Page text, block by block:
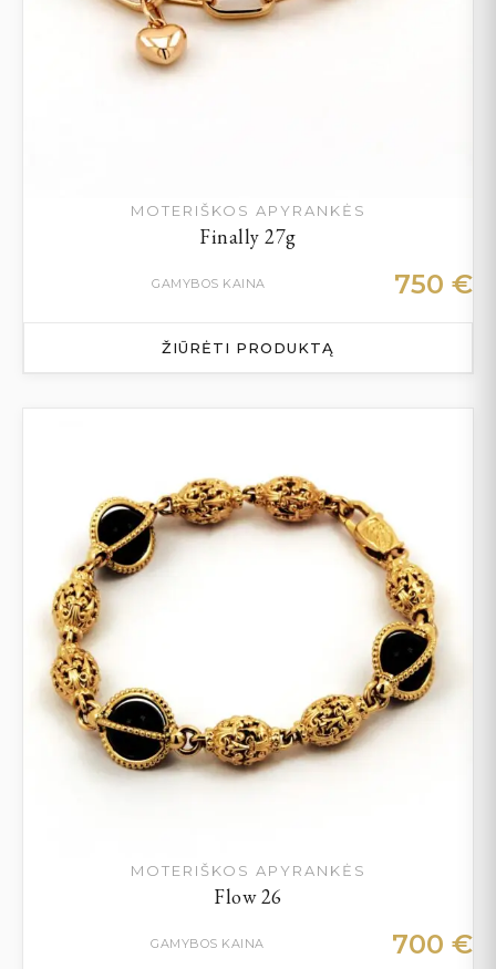
MOTERIŠKOS APYRANKĖS
Finally 27g
GAMYBOS KAINA 750 €
ŽIŪRĖTI PRODUKTĄ
MOTERIŠKOS APYRANKĖS
Flow 26
GAMYBOS KAINA 700 €